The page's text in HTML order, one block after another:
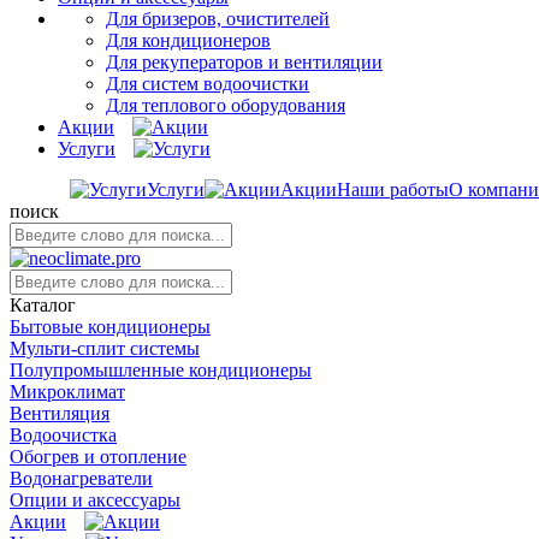
Для бризеров, очистителей
Для кондиционеров
Для рекуператоров и вентиляции
Для систем водоочистки
Для теплового оборудования
Акции
Услуги
Услуги
АкцииНаши работыО
поиск
Каталог
Бытовые кондиционеры
Мульти-сплит системы
Полупромышленные кондиционеры
Микроклимат
Вентиляция
Водоочистка
Обогрев и отопление
Водонагреватели
Опции и аксессуары
Акции